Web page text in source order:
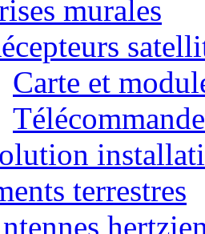
murales
Carte et
terrestres